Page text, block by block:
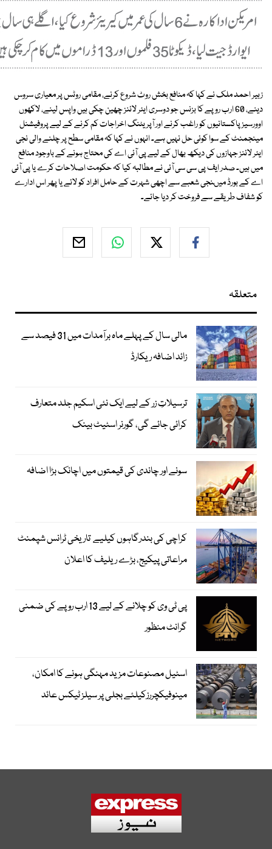
زبیر احمد ملک نے کہا کہ منافع بخش روٹ شروع کرنے، مقامی روٹس پر معیاری سروس
دینے، 60 ارب روپے کا بزنس جو دوسری ایئر لائنز چھین چکی ہیں واپس لینے، لاکھوں
اوورسیز پاکستانیوں کو راغب کرنے اور آپریٹنگ اخراجات کم کرنے کے لیے پروفیشنل
مینجمنٹ کے سوا کوئی حل نہیں ہے۔ انہوں نے کہا کہ مقامی سطح پر چلنے والی نجی
ایئر لائنز جہازوں کی دیکھ بھال کے لیے پی آئی اے کی محتاج ہونے کے باوجود منافع
میں ہیں۔ صدر ایف پی سی سی آئی نے مطالبہ کیا کہ حکومت اصلاحات کرے یا پی آئی
اے کے بورڈ میںنجی شعبے سے اچھی شہرت کے حامل افراد کو لائے یا پھر اس ادارے
کو شفاف طریقے سے فروخت کر دیا جائے۔
متعلقہ
مالی سال کے پہلے ماہ برآمدات میں 31 فیصد سے
زائد اضافہ ریکارڈ
ترسیلاتِ زر کے لیے ایک نئی اسکیم جلد متعارف
کرائی جائے گی، گورنر اسٹیٹ بینک
سونے اور چاندی کی قیمتوں میں اچانک بڑا اضافہ
کراچی کی بندرگاہوں کیلیے تاریخی ٹرانس شپمنٹ
مراعاتی پیکیج، بڑے ریلیف کا اعلان
پی ٹی وی کو چلانے کے لیے 13 ارب روپے کی ضمنی
گرانٹ منظور
اسٹیل مصنوعات مزید مہنگی ہونے کا امکان،
مینوفیکچررزکیلئے بجلی پر سیلز ٹیکس عائد